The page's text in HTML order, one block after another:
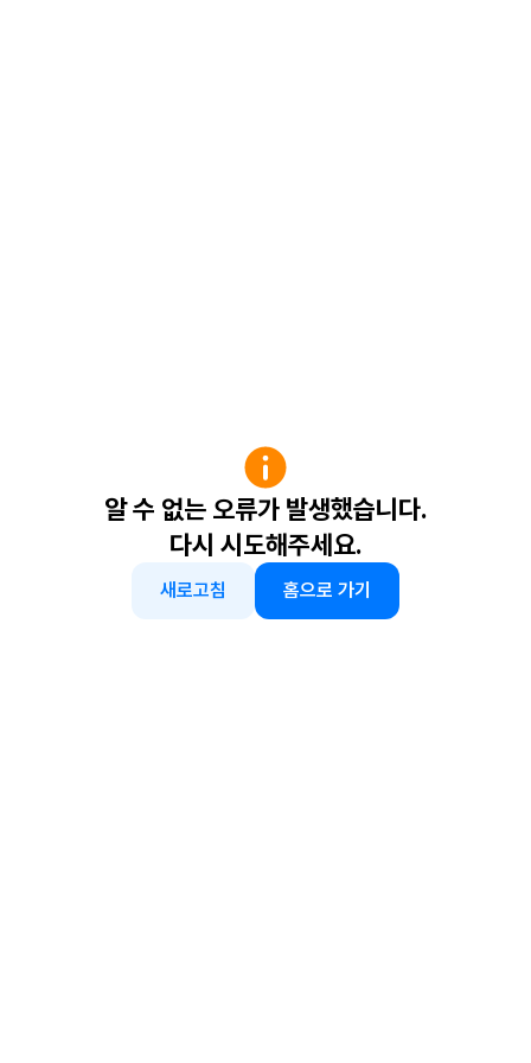
알 수 없는 오류가 발생했습니다.
다시 시도해주세요.
새로고침 홈으로 가기